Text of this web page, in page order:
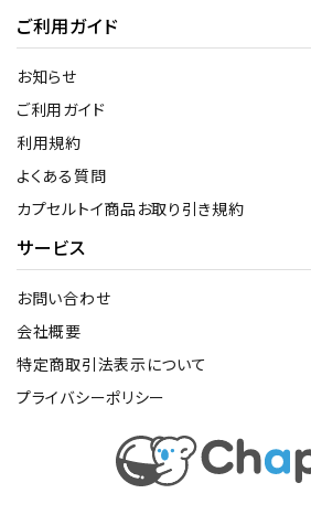
ご利用ガイド
お知らせ
ご利用ガイド
利用規約
よくある質問
カプセルトイ商品お取り引き規約
サービス
お問い合わせ
会社概要
特定商取引法表示について
プライバシーポリシー